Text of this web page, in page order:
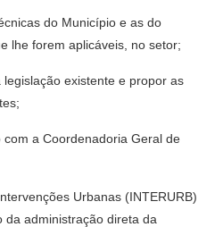
do Município e as do
lhe forem aplicáveis, no setor;
existente e propor as
a Coordenadoria Geral de
Urbanas (INTERURB)
da administração direta da